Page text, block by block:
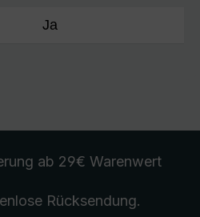
Ja
ab 29€ Warenwert
Rücksendung.